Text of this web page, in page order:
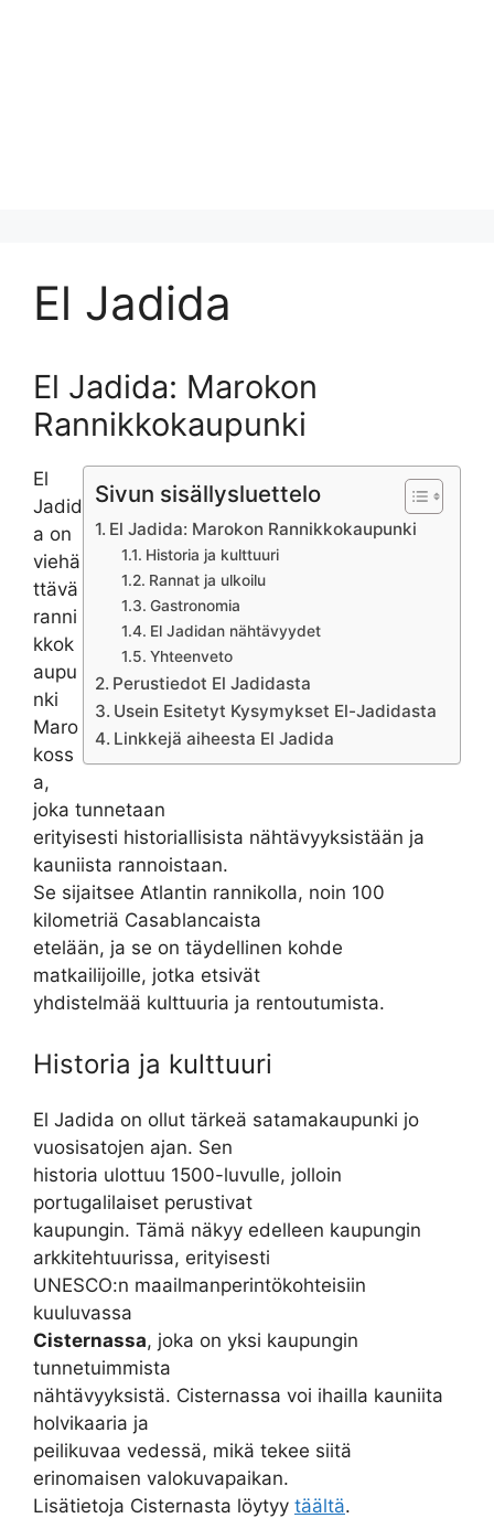
El Jadida
El Jadida: Marokon
Rannikkokaupunki
Sivun sisällysluettelo
El Jadida: Marokon Rannikkokaupunki
Historia ja kulttuuri
Rannat ja ulkoilu
Gastronomia
El Jadidan nähtävyydet
Yhteenveto
Perustiedot El Jadidasta
Usein Esitetyt Kysymykset El-Jadidasta
Linkkejä aiheesta El Jadida
El
Jadid
a on
viehä
ttävä
ranni
kkok
aupu
nki
Maro
koss
a,
joka tunnetaan
erityisesti historiallisista nähtävyyksistään ja
kauniista rannoistaan.
Se sijaitsee Atlantin rannikolla, noin 100
kilometriä Casablancaista
etelään, ja se on täydellinen kohde
matkailijoille, jotka etsivät
yhdistelmää kulttuuria ja rentoutumista.
Historia ja kulttuuri
El Jadida on ollut tärkeä satamakaupunki jo
vuosisatojen ajan. Sen
historia ulottuu 1500-luvulle, jolloin
portugalilaiset perustivat
kaupungin. Tämä näkyy edelleen kaupungin
arkkitehtuurissa, erityisesti
UNESCO:n maailmanperintökohteisiin
kuuluvassa
Cisternassa, joka on yksi kaupungin
tunnetuimmista
nähtävyyksistä. Cisternassa voi ihailla kauniita
holvikaaria ja
peilikuvaa vedessä, mikä tekee siitä
erinomaisen valokuvapaikan.
Lisätietoja Cisternasta löytyy täältä.